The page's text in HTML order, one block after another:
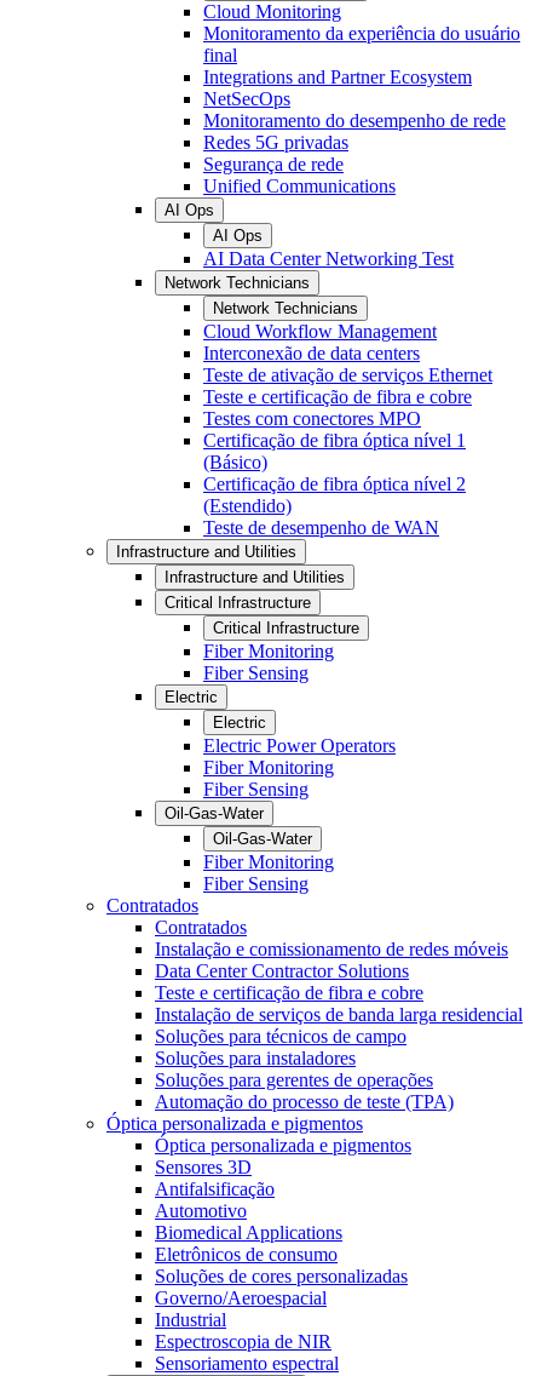
Cloud Monitoring
Monitoramento da experiência do usuário
final
Integrations and Partner Ecosystem
NetSecOps
Monitoramento do desempenho de rede
Redes 5G privadas
Segurança de rede
Unified Communications
AI Ops
AI Ops
AI Data Center Networking Test
Network Technicians
Network Technicians
Cloud Workflow Management
Interconexão de data centers
Teste de ativação de serviços Ethernet
Teste e certificação de fibra e cobre
Testes com conectores MPO
Certificação de fibra óptica nível 1
(Básico)
Certificação de fibra óptica nível 2
(Estendido)
Teste de desempenho de WAN
Infrastructure and Utilities
Infrastructure and Utilities
Critical Infrastructure
Critical Infrastructure
Fiber Monitoring
Fiber Sensing
Electric
Electric
Electric Power Operators
Fiber Monitoring
Fiber Sensing
Oil-Gas-Water
Oil-Gas-Water
Fiber Monitoring
Fiber Sensing
Contratados
Contratados
Instalação e comissionamento de redes móveis
Data Center Contractor Solutions
Teste e certificação de fibra e cobre
Instalação de serviços de banda larga residencial
Soluções para técnicos de campo
Soluções para instaladores
Soluções para gerentes de operações
Automação do processo de teste (TPA)
Óptica personalizada e pigmentos
Óptica personalizada e pigmentos
Sensores 3D
Antifalsificação
Automotivo
Biomedical Applications
Eletrônicos de consumo
Soluções de cores personalizadas
Governo/Aeroespacial
Industrial
Espectroscopia de NIR
Sensoriamento espectral